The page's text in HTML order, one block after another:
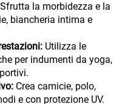
Sfrutta la morbidezza e la
biancheria intima e
Utilizza le
per indumenti da yoga,
Crea camicie, polo,
e con protezione UV.